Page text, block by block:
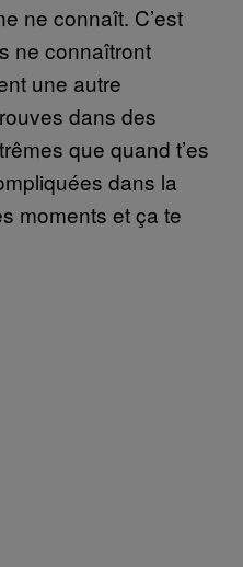
ne connaît. C’est
ne connaîtront
une autre
dans des
que quand t’es
dans la
moments et ça te